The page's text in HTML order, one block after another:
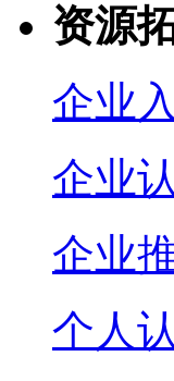
资源
企业
企业
企业
个人